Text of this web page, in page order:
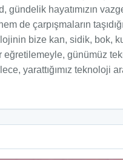
hayatımızın
de çarpışmaların
bize kan, sidik, bok,
günümüz
yarattığımız teknoloji